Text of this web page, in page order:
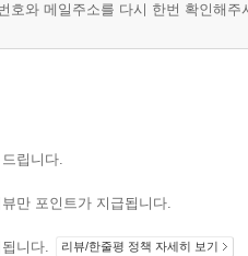
와 메일주소를 다시 한번 확인해주
립니다.
만 포인트가 지급됩니다.
니다.
리뷰/한줄평 정책 자세히 보기